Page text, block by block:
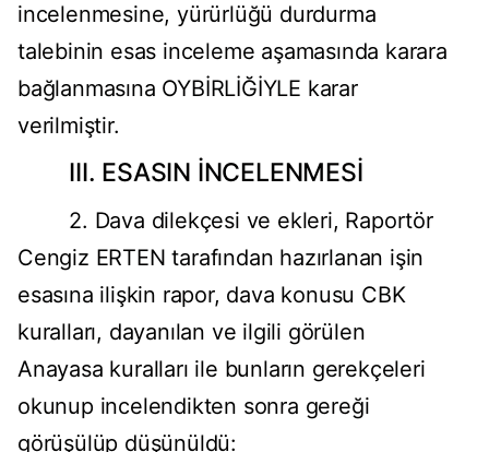
incelenmesine, yürürlüğü durdurma
talebinin esas inceleme aşamasında karara
bağlanmasına OYBİRLİĞİYLE karar
verilmiştir.
III. ESASIN İNCELENMESİ
2. Dava dilekçesi ve ekleri, Raportör
Cengiz ERTEN tarafından hazırlanan işin
esasına ilişkin rapor, dava konusu CBK
kuralları, dayanılan ve ilgili görülen
Anayasa kuralları ile bunların gerekçeleri
okunup incelendikten sonra gereği
görüşülüp düşünüldü: